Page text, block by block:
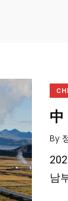
中
By
남